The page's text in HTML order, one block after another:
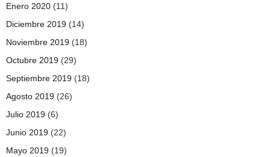
Enero 2020 (11)
Diciembre 2019 (14)
Noviembre 2019 (18)
Octubre 2019 (29)
Septiembre 2019 (18)
Agosto 2019 (26)
Julio 2019 (6)
Junio 2019 (22)
Mayo 2019 (19)